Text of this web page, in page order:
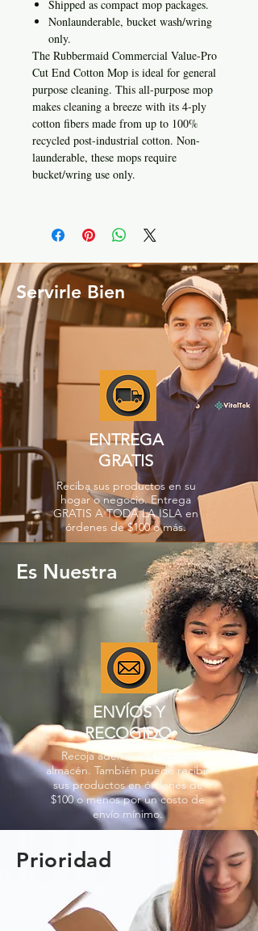
Shipped as compact mop packages.
Nonlaunderable, bucket wash/wring
only.
The Rubbermaid Commercial Value-Pro
Cut End Cotton Mop is ideal for general
purpose cleaning. This all-purpose mop
makes cleaning a breeze with its 4-ply
cotton fibers made from up to 100%
recycled post-industrial cotton. Non-
launderable, these mops require
bucket/wring use only.
Servirle Bien
ENTREGA
GRATIS
Reciba sus productos en su
hogar o negocio. Entrega
GRATIS A TODA LA ISLA en
órdenes de $100 o más.
Es Nuestra
ENVÍOS Y
RECOGIDO
Recoja además en nuestro
almacén. También puede recibir
sus productos en órdenes de
$100 o menos por un costo de
envío mínimo.
Prioridad